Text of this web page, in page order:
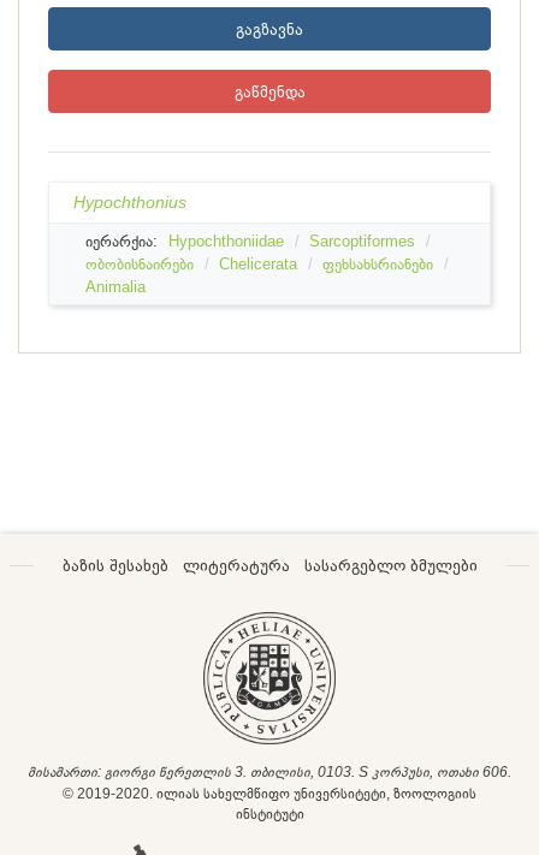
გაგზავნა
გაწმენდა
Hypochthonius
იერარქია: Hypochthoniidae
Sarcoptiformes
ობობისნაირები
Chelicerata
ფეხსახსრიანები
Animalia
ბაზის შესახებ ლიტერატურა სასარგებლო ბმულები
მისამართი: გიორგი წერეთლის 3. თბილისი, 0103. S კორპუსი, ოთახი 606.
© 2019-2020. ილიას სახელმწიფო უნივერსიტეტი, ზოოლოგიის
ინსტიტუტი